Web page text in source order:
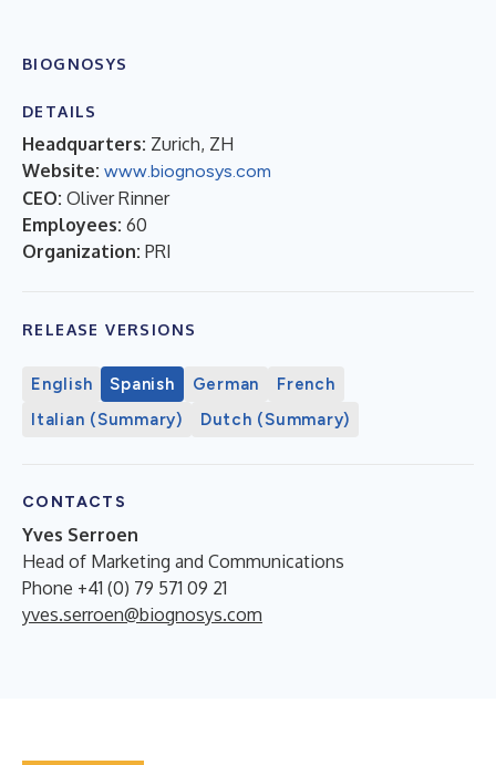
BIOGNOSYS
DETAILS
Headquarters: Zurich, ZH
Website: www.biognosys.com
CEO: Oliver Rinner
Employees: 60
Organization: PRI
RELEASE VERSIONS
English Spanish German
French
Italian (Summary)
Dutch (Summary)
CONTACTS
Yves Serroen
Head of Marketing and Communications
Phone +41 (0) 79 571 09 21
yves.serroen@biognosys.com